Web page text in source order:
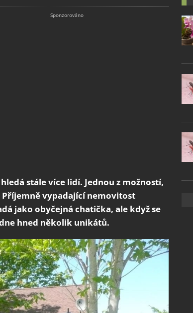
stále více lidí. Jednou z možností,
vypadající nemovitost
jako obyčejná chatička, ale když se
hned několik unikátů.